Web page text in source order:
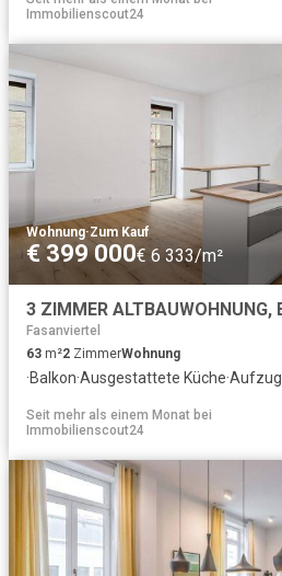
Immobilienscout24
Wohnung·Zum Kauf
€ 399 000€ 6 333/m²
Fasanviertel
63 m²2 ZimmerWohnung
·Balkon·Ausgestattete Küche·Aufzug
Seit mehr als einem Monat bei
Immobilienscout24